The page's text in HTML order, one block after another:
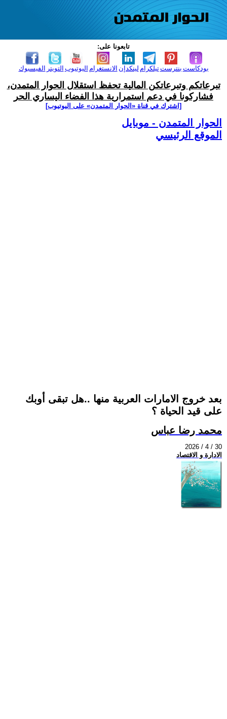
تابعونا على:
الفيسبوك التويتر اليوتيوب الانستغرام لينكدإن تيلكرامبنترست بودكاست
تبرعاتكم وتبرعاتكن المالية تحفظ استقلال الحوار المتمدن،
فشاركونا في دعم استمرارية هذا الفضاء اليساري الحر
[اشترك في قناة ‫«الحوار المتمدن» على اليوتيوب]
الحوار المتمدن - موبايل
الموقع الرئيسي
بعد خروج الامارات العربية منها ..هل تبقى أوبك
على قيد الحياة ؟
محمد رضا عباس
2026 / 4 / 30
الادارة و الاقتصاد